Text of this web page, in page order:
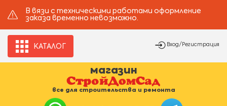
В вязи с техническими работами оформление
заказа временно невозможно.
КАТАЛОГ Вход/Регистрация
магазин
все для строительства и ремонта